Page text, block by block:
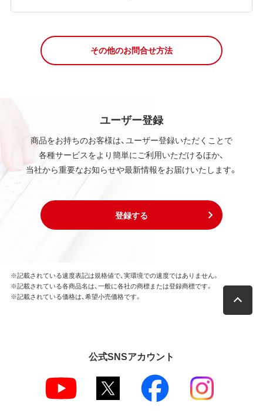
その他のお問合せ方法
ユーザー登録
商品をお持ちのお客様は、ユーザー登録いただくことで
各種サービスをより簡単にご利用いただけるほか、
当社から重要なお知らせや最新情報をお届けいたします。
登録する
※記載されている速度表記は規格値で、実環境での速度ではありません。
※記載されている各商品名は、一般に各社の商標または登録商標です。
※記載されている価格は、希望小売価格です。
公式SNSアカウント